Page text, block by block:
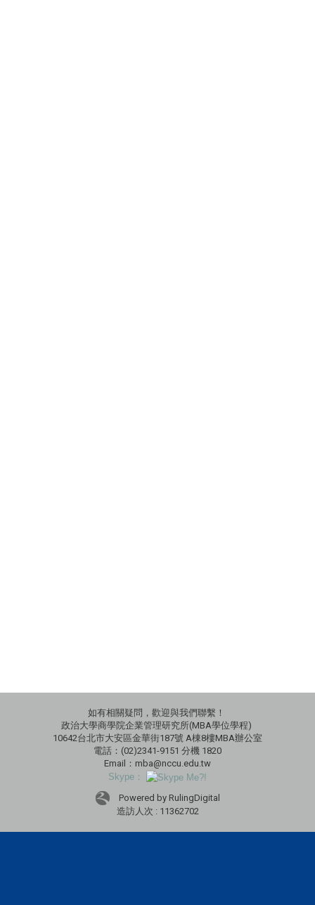
如有相關疑問，歡迎與我們聯繫！
政治大學商學院企業管理研究所(MBA學位學程)
10642台北市大安區金華街187號 A棟8樓MBA辦公室
電話：(02)2341-9151 分機 1820
Email：mba@nccu.edu.tw
Skype：
Powered by RulingDigital
造訪人次 : 11362702